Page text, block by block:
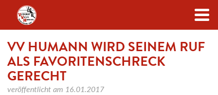
Zum Inhalt
VV HUMANN WIRD SEINEM RUF
ALS FAVORITENSCHRECK
GERECHT
veröffentlicht am 16.01.2017